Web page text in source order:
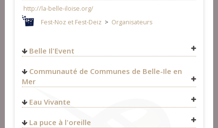
http://la-belle-iloise.org/
Fest-Noz et Fest-Deiz > Organisateurs
Belle Il'Event
Fest-Noz et Fest-Deiz> Organisateurs
Communauté de Communes de Belle-Ile en
Mer
Fest-Noz et Fest-Deiz> Organisateurs
Eau Vivante
La puce à l'oreille